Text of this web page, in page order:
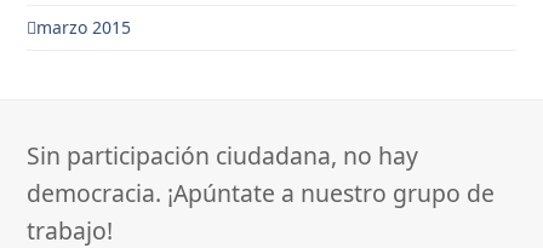
marzo 2015
Sin participación ciudadana, no hay
democracia. ¡Apúntate a nuestro grupo de
trabajo!